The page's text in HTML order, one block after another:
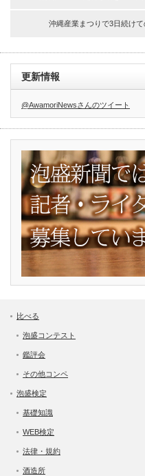
沖縄産業まつりで3日続け
更新情報
@AwamoriNewsさんのツイート
比べる
泡盛コンテスト
鑑評会
その他コンペ
泡盛検定
基礎知識
WEB検定
法律・規約
酒造所